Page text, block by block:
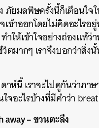
ยมลพิษครั้งนี้ก็เตือนใจใ
เข้าออกโดยไม่คิดอะไร
ให้เข้าใจอย่างถ่องแท้ว่า
ตมากๆ เราจึงบอกว่าสิ่ง
าห์นี้ เราจะไปดูกันว่าภา
จอะไรบ้างที่มีคำว่า
away – ชวนตะลึง